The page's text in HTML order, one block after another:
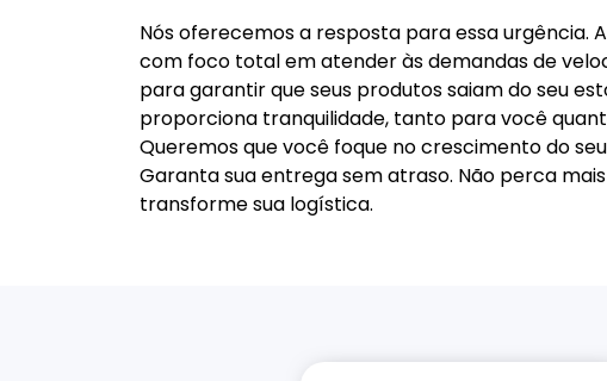
Nós oferecemos a resposta para essa urgência.
com foco total em atender às demandas de
para garantir que seus produtos saiam do seu
proporciona tranquilidade, tanto para você
Queremos que você foque no crescimento do
Garanta sua entrega sem atraso. Não perca
transforme sua logística.